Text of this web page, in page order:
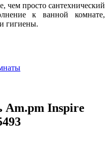
чем просто сантехнический
к ванной комнате,
гигиены.
Am.pm Inspire